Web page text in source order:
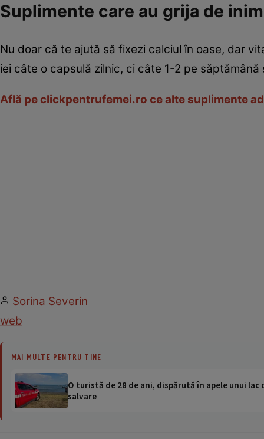
Suplimente care au grija de
Nu doar că te ajută să fixezi calciul în oase, dar
iei câte o capsulă zilnic, ci câte 1-2 pe
Află pe clickpentrufemei.ro ce alte suplimente
Sorina Severin
web
MAI MULTE PENTRU TINE
O turistă de 28 de ani, dispărută în apele unui
salvare